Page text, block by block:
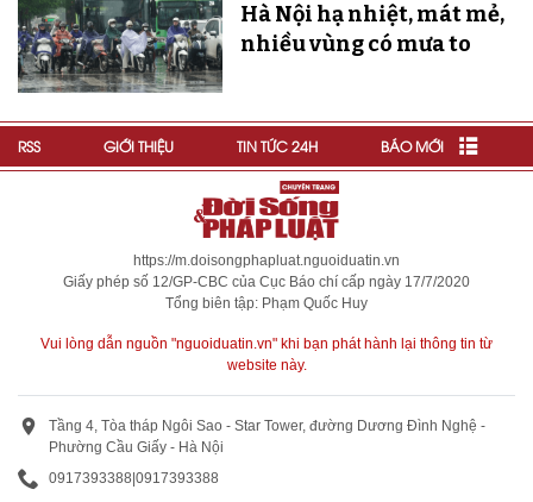
Hà Nội hạ nhiệt, mát mẻ,
nhiều vùng có mưa to
RSS GIỚI THIỆU TIN TỨC 24H BÁO MỚI
https://m.doisongphapluat.nguoiduatin.vn
Giấy phép số 12/GP-CBC của Cục Báo chí cấp ngày 17/7/2020
Tổng biên tập: Phạm Quốc Huy
Vui lòng dẫn nguồn "nguoiduatin.vn" khi bạn phát hành lại thông tin từ
website này.
Tầng 4, Tòa tháp Ngôi Sao - Star Tower, đường Dương Đình Nghệ -
Phường Cầu Giấy - Hà Nội
0917393388 0917393388